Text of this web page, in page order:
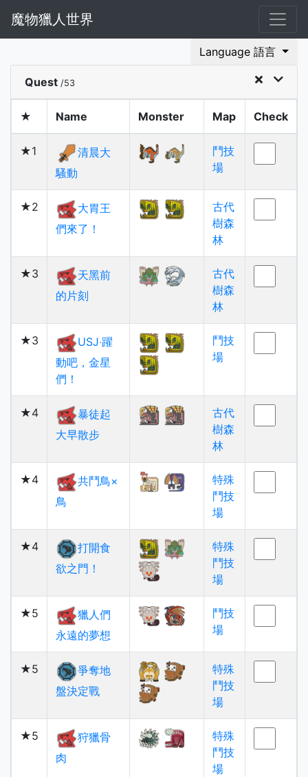
魔物獵人世界
Language 語言
Quest /53
★ Name Monster Map Check
★1
清晨大
騷動
鬥技
場
★2
大胃王
們來了！
古代
樹森
林
★3
天黑前
的片刻
古代
樹森
林
★3
USJ‧躍
動吧，金星
們！
鬥技
場
★4
暴徒起
大早散步
古代
樹森
林
★4
共鬥鳥×
鳥
特殊
鬥技
場
★4
打開食
欲之門！
特殊
鬥技
場
★5
獵人們
永遠的夢想
鬥技
場
★5
爭奪地
盤決定戰
特殊
鬥技
場
★5
狩獵骨
肉
特殊
鬥技
場